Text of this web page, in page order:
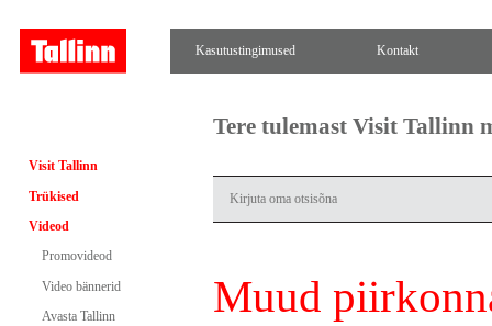
Kasutustingimused Kontakt
Visit Tallinn
Trükised
Videod
Promovideod
Video bännerid
Avasta Tallinn
Tere tulemast Visit Tallinn
Muud